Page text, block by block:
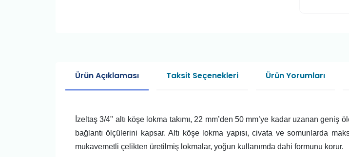
Ürün Açıklaması Taksit Seçenekleri Ürün Yorumları
İzeltaş 3/4" altı köşe lokma takımı, 22 mm’den 50 mm’ye kadar uzanan geniş
bağlantı ölçülerini kapsar. Altı köşe lokma yapısı, civata ve somunlarda
mukavemetli çelikten üretilmiş lokmalar, yoğun kullanımda dahi formunu korur.